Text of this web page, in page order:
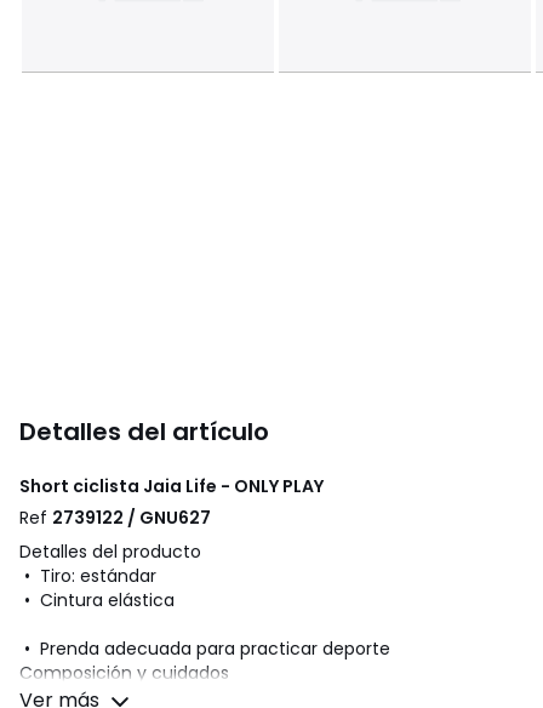
Detalles del artículo
Short ciclista Jaia Life - ONLY PLAY
Ref 2739122 / GNU627
Detalles del producto
• Tiro: estándar
• Cintura elástica
• Prenda adecuada para practicar deporte
Composición y cuidados
• 90% poliamida, 10% elastán
Ver más